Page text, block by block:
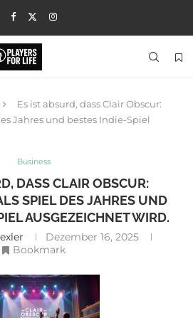
Es ist absurd, dass Clair Obscur:
Jahres und bestes Indie-Spiel
Business
DASS CLAIR OBSCUR:
SPIEL DES JAHRES UND
AUSGEZEICHNET WIRD.
Dezember 16, 2025
Bookmark